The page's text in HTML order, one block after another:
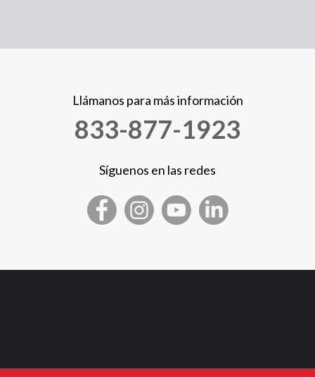
Llámanos para más información
833-877-1923
Síguenos en las redes